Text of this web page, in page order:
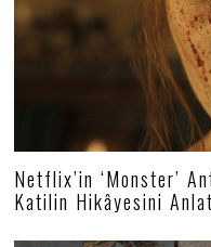
Netflix’in ‘Monster’
Katilin Hikâyesini